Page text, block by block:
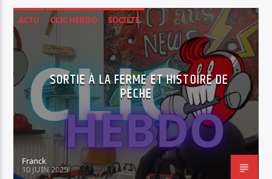
ACTU CLIC HEBDO SOCIÉTÉ
SORTIE À LA FERME ET HISTOIRE DE
PÊCHE
Franck
10 JUIN 2025